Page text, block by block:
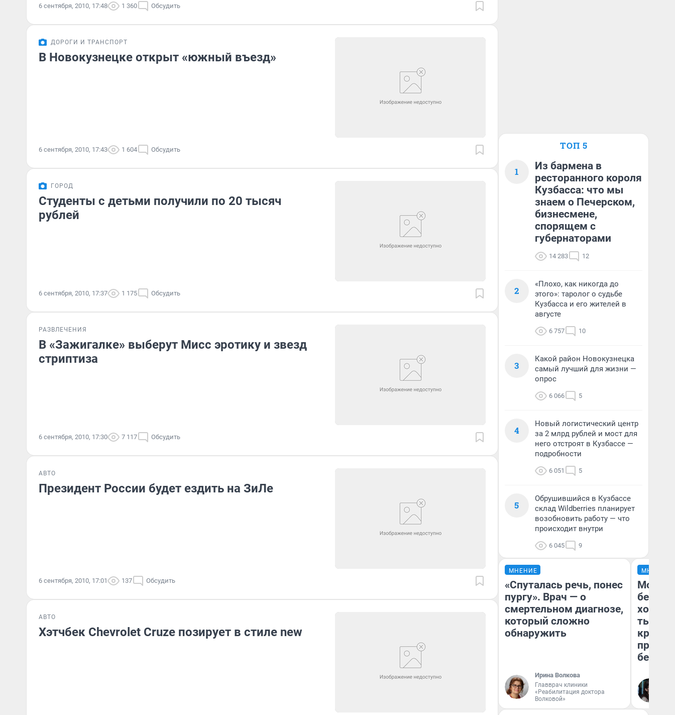
6 сентября, 2010, 17:48 1 360 Обсудить
ДОРОГИ И ТРАНСПОРТ
В Новокузнецке открыт «южный въезд»
6 сентября, 2010, 17:43 1 604 Обсудить
ГОРОД
Студенты с детьми получили по 20 тысяч
рублей
6 сентября, 2010, 17:37 1 175 Обсудить
РАЗВЛЕЧЕНИЯ
В «Зажигалке» выберут Мисс эротику и звезд
стриптиза
6 сентября, 2010, 17:30 7 117 Обсудить
АВТО
Президент России будет ездить на ЗиЛе
6 сентября, 2010, 17:01 137 Обсудить
АВТО
Хэтчбек Chevrolet Cruze позирует в стиле new
ТОП 5
1
Из бармена в
ресторанного короля
Кузбасса: что мы
знаем о Печерском,
бизнесмене,
спорящем с
губернаторами
14 283 12
2
«Плохо, как никогда до
этого»: таролог о судьбе
Кузбасса и его жителей в
августе
6 757 10
3
Какой район Новокузнецка
самый лучший для жизни —
опрос
6 066 5
4
Новый логистический центр
за 2 млрд рублей и мост для
него отстроят в Кузбассе —
подробности
6 051 5
5
Обрушившийся в Кузбассе
склад Wildberries планирует
возобновить работу — что
происходит внутри
6 045 9
МНЕНИЕ
«Спуталась речь, понес
пургу». Врач — о
смертельном диагнозе,
который сложно
обнаружить
Ирина Волкова
Главврач клиники
«Реабилитация доктора
Волковой»
МНЕНИЕ
Мой
хотела
тысяч,